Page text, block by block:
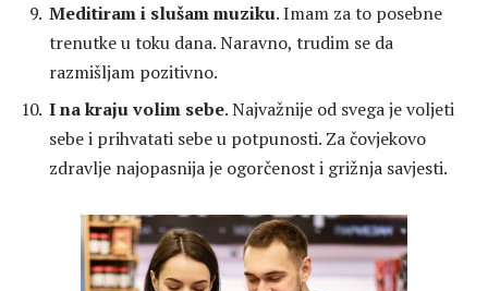
Meditiram i slušam muziku. Imam za to posebne
trenutke u toku dana. Naravno, trudim se da
razmišljam pozitivno.
I na kraju volim sebe. Najvažnije od svega je voljeti
sebe i prihvatati sebe u potpunosti. Za čovjekovo
zdravlje najopasnija je ogorčenost i grižnja savjesti.